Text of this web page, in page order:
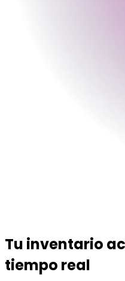
Tu inventario
tiempo real